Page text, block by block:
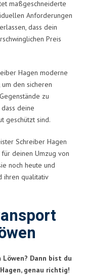
maßgeschneiderte
Anforderungen
dass dein
Preis
Hagen moderne
den sicheren
zu
deine
geschützt sind.
Schreiber Hagen
deinen Umzug von
noch heute und
ihren qualitativ
Löwen? Dann bist du
genau richtig!